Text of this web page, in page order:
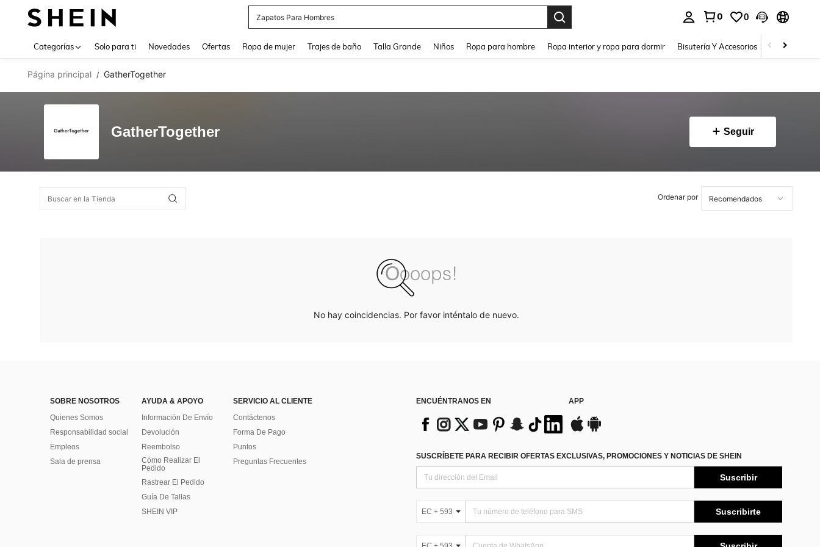
Zapatos Para Hombres
0 0
Categorías Solo para ti Novedades Ofertas Ropa de mujer Trajes de baño Talla Grande Niños Ropa para hombre Ropa interior y ropa para dormir Bisutería Y Accesorios Zapatos
Página principal / GatherTogether
GatherTogether Seguir
Ordenar por
No hay coincidencias. Por favor inténtalo de nuevo.
SOBRE NOSOTROS
Quienes Somos
Responsabilidad social
Empleos
Sala de prensa
AYUDA & APOYO
Información De Envío
Devolución
Reembolso
Cómo Realizar El
Pedido
Rastrear El Pedido
Guía De Tallas
SHEIN VIP
SERVICIO AL CLIENTE
Contáctenos
Forma De Pago
Puntos
Preguntas Frecuentes
ENCUÉNTRANOS EN APP
SUSCRÍBETE PARA RECIBIR OFERTAS EXCLUSIVAS, PROMOCIONES Y NOTICIAS DE SHEIN
Suscribir
EC + 593 Suscribirte